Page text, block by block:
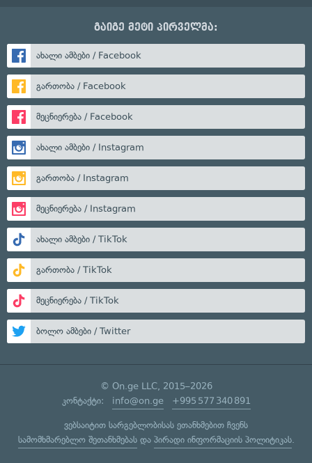
გაიგე მეტი პირველმა:
ახალი ამბები / Facebook
გართობა / Facebook
მეცნიერება / Facebook
ახალი ამბები / Instagram
გართობა / Instagram
მეცნიერება / Instagram
ახალი ამბები / TikTok
გართობა / TikTok
მეცნიერება / TikTok
ბოლო ამბები / Twitter
© On.ge LLC, 2015–2026
კონტაქტი: info@on.ge +995 577 340 891
ვებსაიტით სარგებლობისას ეთანხმებით ჩვენს
სამომხმარებლო შეთანხმებასდა პირადი ინფორმაციის პოლიტიკას.